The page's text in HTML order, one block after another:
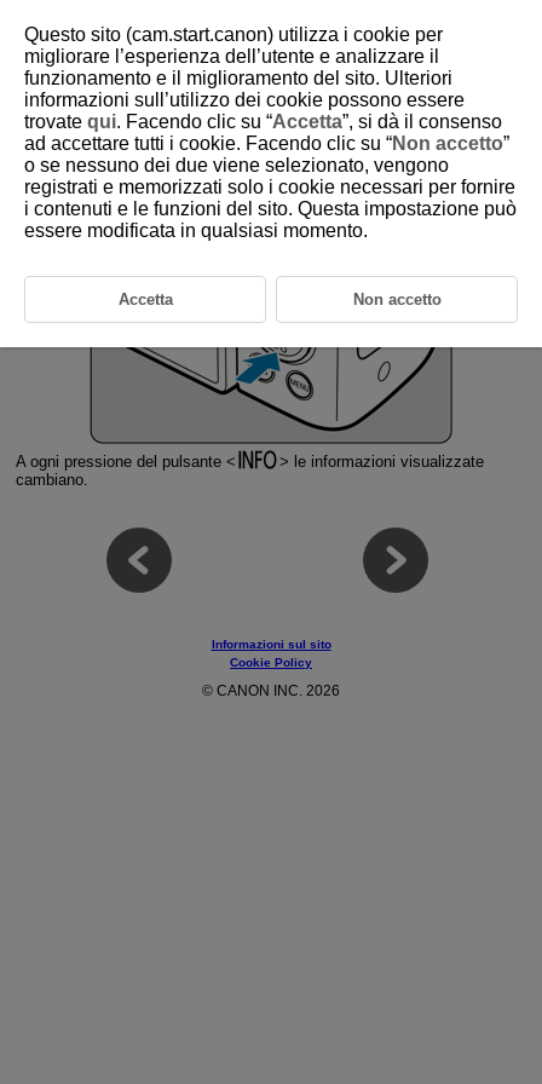
D292-024
Cambio delle informazioni
visualizzate sullo schermo
A ogni pressione del pulsante
le informazioni visualizzate
cambiano.
Informazioni sul sito
Cookie Policy
© CANON INC. 2026
Questo sito (cam.start.canon) utilizza i cookie per
migliorare l’esperienza dell’utente e analizzare il
funzionamento e il miglioramento del sito. Ulteriori
informazioni sull’utilizzo dei cookie possono essere
trovate qui. Facendo clic su “Accetta”, si dà il consenso
ad accettare tutti i cookie. Facendo clic su “Non accetto”
o se nessuno dei due viene selezionato, vengono
registrati e memorizzati solo i cookie necessari per fornire
i contenuti e le funzioni del sito. Questa impostazione può
essere modificata in qualsiasi momento.
Accetta Non accetto